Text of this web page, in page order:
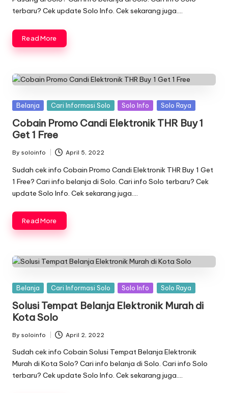
terbaru? Cek update Solo Info. Cek sekarang juga….
Read More
Posted
Belanja Cari Informasi Solo Solo Info Solo Raya
Cobain Promo Candi Elektronik THR Buy 1
Get 1 Free
Posted
by
By soloinfo April 5, 2022
Sudah cek info Cobain Promo Candi Elektronik THR Buy 1 Get
1 Free? Cari info belanja di Solo. Cari info Solo terbaru? Cek
update Solo Info. Cek sekarang juga….
Read More
Posted
Belanja Cari Informasi Solo Solo Info Solo Raya
Solusi Tempat Belanja Elektronik Murah di
Kota Solo
Posted
by
By soloinfo April 2, 2022
Sudah cek info Cobain Solusi Tempat Belanja Elektronik
Murah di Kota Solo? Cari info belanja di Solo. Cari info Solo
terbaru? Cek update Solo Info. Cek sekarang juga….